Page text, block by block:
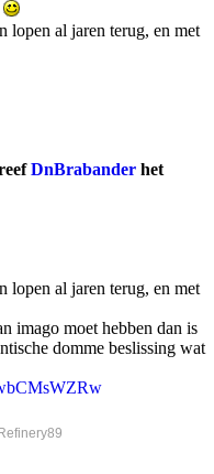
lopen al jaren terug, en met
DnBrabander het
lopen al jaren terug, en met
imago moet hebben dan is
domme beslissing wat